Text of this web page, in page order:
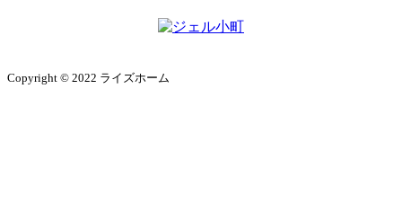
Copyright © 2022 ライズホーム